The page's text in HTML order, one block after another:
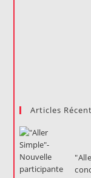
Articles